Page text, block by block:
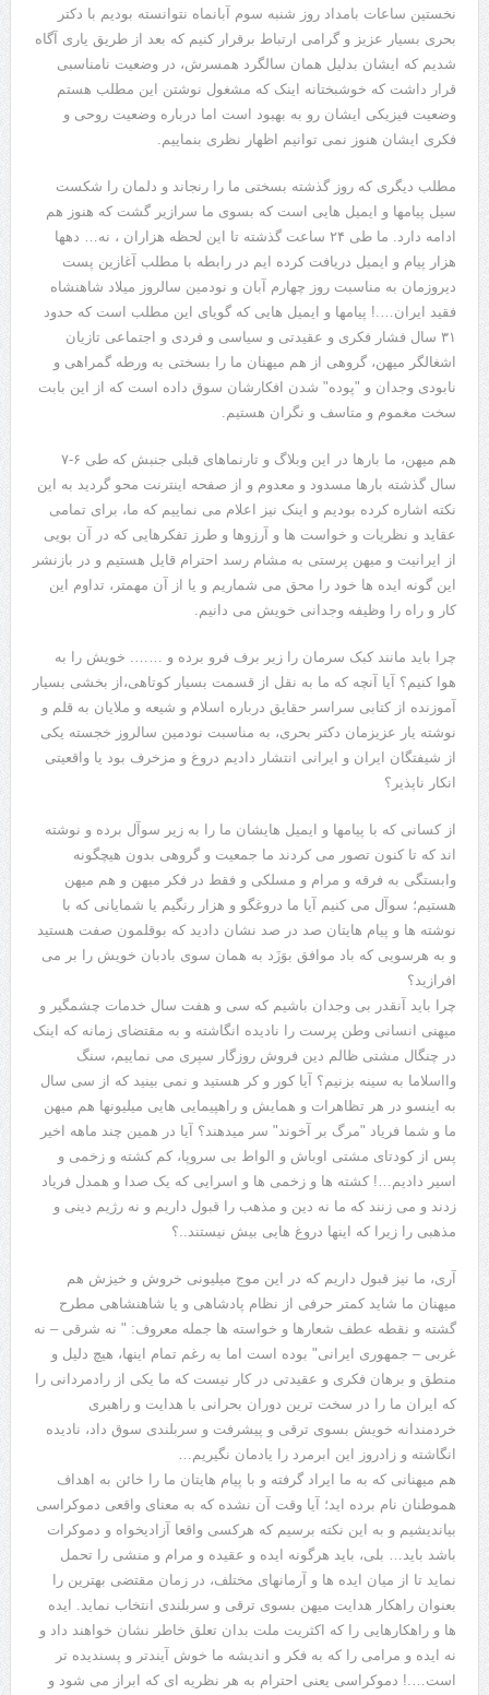
نخستین ساعات بامداد روز شنبه سوم آبانماه نتوانسته بودیم با دکتر
بحری بسیار عزیز و گرامی ارتباط برقرار کنیم که بعد از طریق یاری آگاه
شدیم که ایشان بدلیل همان سالگرد همسرش، در وضعیت نامناسبی
قرار داشت که خوشبختانه اینک که مشغول نوشتن این مطلب هستم
وضعیت فیزیکی ایشان رو به بهبود است اما درباره وضعیت روحی و
فکری ایشان هنوز نمی توانیم اظهار نظری بنماییم.
مطلب دیگری که روز گذشته بسختی ما را رنجاند و دلمان را شکست
سیل پیامها و ایمیل هایی است که بسوی ما سرازیر گشت که هنوز هم
ادامه دارد. ما طی ۲۴ ساعت گذشته تا این لحظه هزاران ، نه… دهها
هزار پیام و ایمیل دریافت کرده ایم در رابطه با مطلب آغازین پست
دیروزمان به مناسبت روز چهارم آبان و نودمین سالروز میلاد شاهنشاه
فقید ایران….! پیامها و ایمیل هایی که گویای این مطلب است که حدود
۳۱ سال فشار فکری و عقیدتی و سیاسی و فردی و اجتماعی تازیان
اشغالگر میهن، گروهی از هم میهنان ما را بسختی به ورطه گمراهی و
نابودی وجدان و "پوده" شدن افکارشان سوق داده است که از این بابت
سخت مغموم و متاسف و نگران هستیم.
هم میهن، ما بارها در این وبلاگ و تارنماهای قبلی جنبش که طی ۶-۷
سال گذشته بارها مسدود و معدوم و از صفحه اینترنت محو گردید به این
نکته اشاره کرده بودیم و اینک نیز اعلام می نماییم که ما، برای تمامی
عقاید و نظریات و خواست ها و آرزوها و طرز تفکرهایی که در آن بویی
از ایرانیت و میهن پرستی به مشام رسد احترام قایل هستیم و در بازنشر
این گونه ایده ها خود را محق می شماریم و یا از آن مهمتر، تداوم این
کار و راه را وظیفه وجدانی خویش می دانیم.
چرا باید مانند کبک سرمان را زیر برف فرو برده و ……. خویش را به
هوا کنیم؟ آیا آنچه که ما به نقل از قسمت بسیار کوتاهی،از بخشی بسیار
آموزنده از کتابی سراسر حقایق درباره اسلام و شیعه و ملایان به قلم و
نوشته یار عزیزمان دکتر بحری، به مناسبت نودمین سالروز خجسته یکی
از شیفتگان ایران و ایرانی انتشار دادیم دروغ و مزخرف بود یا واقعیتی
انکار ناپذیر؟
از کسانی که با پیامها و ایمیل هایشان ما را به زیر سوآل برده و نوشته
اند که تا کنون تصور می کردند ما جمعیت و گروهی بدون هیچگونه
وابستگی به فرقه و مرام و مسلکی و فقط در فکر میهن و هم میهن
هستیم؛ سوآل می کنیم آیا ما دروغگو و هزار رنگیم یا شمایانی که با
نوشته ها و پیام هایتان صد در صد نشان دادید که بوقلمون صفت هستید
و به هرسویی که باد موافق بوَزَد به همان سوی بادبان خویش را بر می
افرازید؟
چرا باید آنقدر بی وجدان باشیم که سی و هفت سال خدمات چشمگیر و
میهنی انسانی وطن پرست را نادیده انگاشته و به مقتضای زمانه که اینک
در چنگال مشتی ظالم دین فروش روزگار سپری می نماییم، سنگ
وااسلاما به سینه بزنیم؟ آیا کور و کر هستید و نمی بینید که از سی سال
به اینسو در هر تظاهرات و همایش و راهپیمایی هایی میلیونها هم میهن
ما و شما فریاد "مرگ بر آخوند" سر میدهند؟ آیا در همین چند ماهه اخیر
پس از کودتای مشتی اوباش و الواط بی سروپا، کم کشته و زخمی و
اسیر دادیم…! کشته ها و زخمی ها و اسرایی که یک صدا و همدل فریاد
زدند و می زنند که ما نه دین و مذهب را قبول داریم و نه رژیم دینی و
مذهبی را زیرا که اینها دروغ هایی بیش نیستند..؟
آری، ما نیز قبول داریم که در این موج میلیونی خروش و خیزش هم
میهنان ما شاید کمتر حرفی از نظام پادشاهی و یا شاهنشاهی مطرح
گشته و نقطه عطف شعارها و خواسته ها جمله معروف: " نه شرقی – نه
غربی – جمهوری ایرانی" بوده است اما به رغم تمام اینها، هیچ دلیل و
منطق و برهان فکری و عقیدتی در کار نیست که ما یکی از رادمردانی را
که ایران ما را در سخت ترین دوران بحرانی با هدایت و راهبری
خردمندانه خویش بسوی ترقی و پیشرفت و سربلندی سوق داد، نادیده
انگاشته و زادروز این ابرمرد را یادمان نگیریم…
هم میهنانی که به ما ایراد گرفته و با پیام هایتان ما را خائن به اهداف
هموطنان نام برده اید؛ آیا وقت آن نشده که به معنای واقعی دموکراسی
بیاندیشیم و به این نکته برسیم که هرکسی واقعا آزادیخواه و دموکرات
باشد باید… بلی، باید هرگونه ایده و عقیده و مرام و منشی را تحمل
نماید تا از میان ایده ها و آرمانهای مختلف، در زمان مقتضی بهترین را
بعنوان راهکار هدایت میهن بسوی ترقی و سربلندی انتخاب نماید. ایده
ها و راهکارهایی را که اکثریت ملت بدان تعلق خاطر نشان خواهند داد و
نه ایده و مرامی را که به فکر و اندیشه ما خوش آیندتر و پسندیده تر
است….! دموکراسی یعنی احترام به هر نظریه ای که ابراز می شود و